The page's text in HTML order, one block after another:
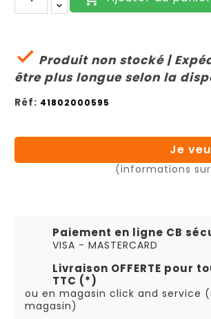
 Produit non stocké |
être plus longue selon la
Réf: 41802000595
Je
(informations
Paiement en ligne CB
VISA - MASTERCARD
Livraison OFFERTE pour
TTC (*)
ou en magasin click and service
magasin)